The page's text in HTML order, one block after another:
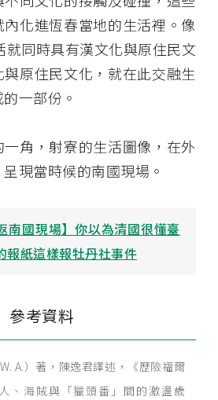
化進恆春當地的生活裡。像
就同時具有漢文化與原住民文
原住民文化，就在此交融生
一部份。
角，射寮的生活圖像，在外
現當時候的南國現場。
南國現場】你以為清國很懂臺
報紙這樣報牡丹社事件
參考資料
A.）著，陳逸君譯述，《歷險福爾
、海賊與「獵頭番」間的激盪歲